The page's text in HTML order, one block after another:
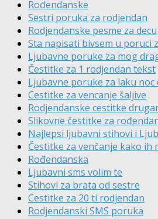
Rođendanske
Sestri poruka za rodjendan
Rodjendanske pesme za decu
Sta napisati bivsem u poruci
Ljubavne poruke za mog
Čestitke za 1 rodjendan tekst
Ljubavne poruke za laku noc
Cestitke za vencanje šaljive
Rodjendanske cestitke
Slikovne čestitke za
Najlepsi ljubavni stihovi i
Čestitke za venčanje kako ih
Rođendanska
Ljubavni sms volim te
Stihovi za brata od sestre
Cestitke za 20 ti rodjendan
Rodjendanski SMS poruka